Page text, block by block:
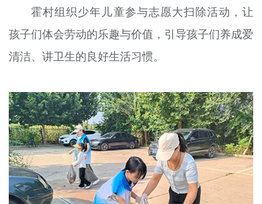
霍村组织少年儿童参与志愿大扫除活动，让
孩子们体会劳动的乐趣与价值，引导孩子们养成爱
清洁、讲卫生的良好生活习惯。